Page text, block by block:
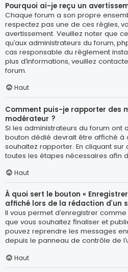
Pourquoi ai-je reçu un
Chaque forum a son propre
respectez pas une de ces règles,
avertissement. Veuillez noter que
qu’aux administrateurs du forum,
cas responsable du règlement
plus d’informations, veuillez
forum.
Haut
Comment puis-je rapporter des
modérateur ?
Si les administrateurs du forum ont
bouton dédié devrait être affiché à
souhaitez rapporter. En cliquant
toutes les étapes nécessaires afin
Haut
À quoi sert le bouton «
affiché lors de la rédaction d’un
Il vous permet d’enregistrer
que vous souhaitez finaliser et
pouvez reprendre les messages
depuis le panneau de contrôle de
Haut